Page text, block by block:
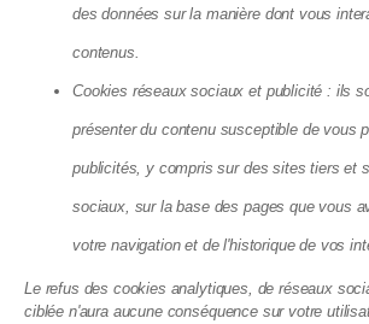
Copropriété sans syndic
Devis syndic copropriété
Matera SAS - 8, Cité Paradis, 75010 Paris
La société Matera, société par action
083,03 €, dont le siège se situe 8 cité
l’Autorité de Contrôle Prudentiel et de
numéro 88276, enregistrement consultable
des agents financiers (www.regafi.fr) en tant
des données sur la manière dont vous
contenus.
Cookies réseaux sociaux et publicité : ils
présenter du contenu susceptible de vous
publicités, y compris sur des sites tiers et
sociaux, sur la base des pages que vous
votre navigation et de l'historique de vos
Le refus des cookies analytiques, de réseaux
ciblée n'aura aucune conséquence sur votre